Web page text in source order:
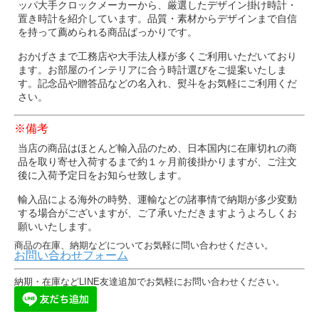
ッパ大手クロックメーカーから、厳選したデザイン掛け時計・
置き時計を紹介しています。品質・素材からデザインまで自信
を持って薦められる商品ばっかりです。
おかげさまで工務店や大手法人様が多くご利用いただいており
ます。お部屋のインテリアに合う時計選びをご提案いたしま
す。記念品や贈答品などの名入れ、熨斗をお気軽にご利用くだ
さい。
※備考
当店の商品はほとんど輸入品のため、日本国内に在庫切れの商
品を取り寄せ入荷するまで約１ヶ月前後掛かりますが、ご注文
後に入荷予定日をお知らせ致します。
輸入品による海外の時勢、運輸などの諸事情で納期が多少変動
する場合がございますが、ご了承いただきますようよろしくお
願いいたします。
商品の在庫、納期などについてお気軽に問い合わせください。
お問い合わせフォーム
納期・在庫などLINE友達追加でお気軽にお問い合わせください。